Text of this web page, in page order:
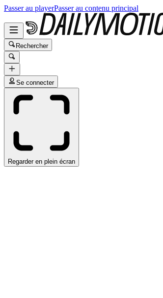
Passer au playerPasser au contenu principal
Rechercher
Se connecter
Regarder en plein écran